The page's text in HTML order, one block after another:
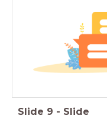
Slide 9 - Slide